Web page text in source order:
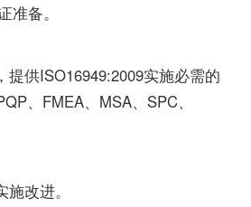
准备。
提供ISO16949:2009实施必需的
、FMEA、MSA、SPC、
改进。